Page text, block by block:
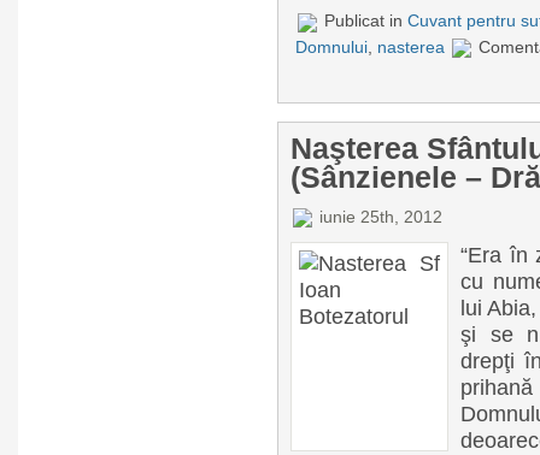
Publicat in Cuvant pentru
Domnului nasterea
Naşterea
(Sânzienele –
iunie 25th, 2012
“Era în
cu
lui
şi se
drepţi